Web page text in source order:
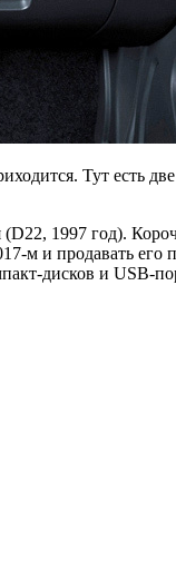
Тут есть
1997 год).
м и продавать
дисков и USB-